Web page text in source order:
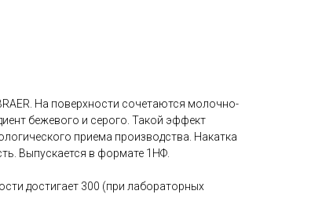
На поверхности сочетаются молочно-
бежевого и серого. Такой эффект
приема производства. Накатка
Выпускается в формате 1НФ.
достигает 300 (при лабораторных